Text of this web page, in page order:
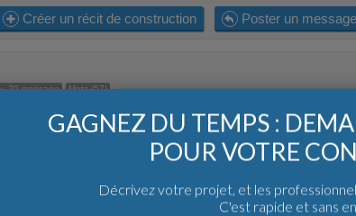
Créer un récit de construction Poster un message
20 message Metz (57)
on a fait une partie de l avant projet en meme temps !
GAGNEZ DU TEMPS :
POUR VOTRE
Décrivez votre projet, et les
C'est rapide et sans